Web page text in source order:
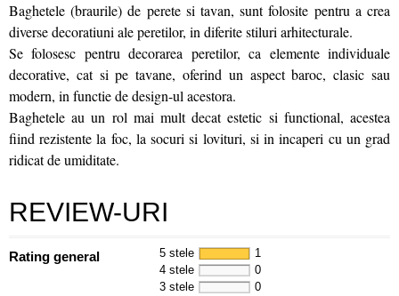
Baghetele (braurile) de perete si tavan, sunt folosite pentru a crea
diverse decoratiuni ale peretilor, in diferite stiluri arhitecturale.
Se folosesc pentru decorarea peretilor, ca elemente individuale
decorative, cat si pe tavane, oferind un aspect baroc, clasic sau
modern, in functie de design-ul acestora.
Baghetele au un rol mai mult decat estetic si functional, acestea
fiind rezistente la foc, la socuri si lovituri, si in incaperi cu un grad
ridicat de umiditate.
REVIEW-URI
Rating general 5 stele
1
4 stele
0
3 stele
0